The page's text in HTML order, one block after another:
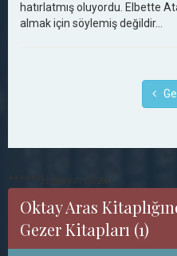
hatırlatmış oluyordu. Elbette
almak için söylemiş değildir…
Oktay Aras
Gezer Kitapları (1)